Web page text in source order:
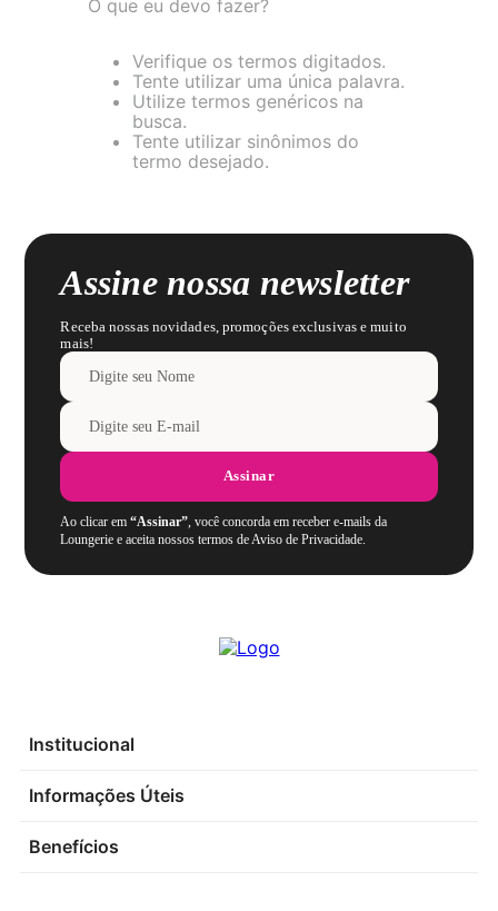
pijama
sutiã renda
O que eu devo fazer?
Verifique os termos digitados.
Tente utilizar uma única palavra.
Utilize termos genéricos na
busca.
Tente utilizar sinônimos do
termo desejado.
Assine nossa newsletter
Receba nossas novidades, promoções exclusivas e muito
mais!
Assinar
Ao clicar em“Assinar”, você concorda em receber e-mails da
Loungerie e aceita nossos termos de Aviso de Privacidade.
Institucional
Informações Úteis
Benefícios